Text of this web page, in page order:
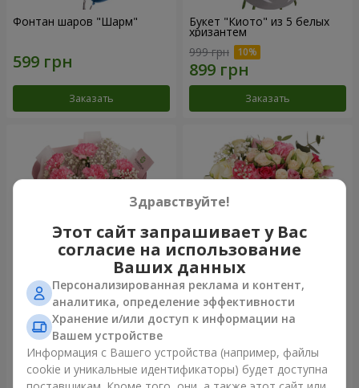
Фонтан шаров "Шарм"
Заказать
Букет "Киото" из 5 белых
хризантем
999 грн
Заказать
Букет "Королева
Карибского моря"
1 449 грн
Заказать
Цветы в коробке
"Помпадур"
Заказать
Здравствуйте!
Этот сайт запрашивает у Вас
согласие на использование
Ваших данных
Персонализированная реклама и контент,
аналитика, определение эффективности
Хранение и/или доступ к информации на
Вашем устройстве
Информация с Вашего устройства (например, файлы
cookie и уникальные идентификаторы) будет доступна